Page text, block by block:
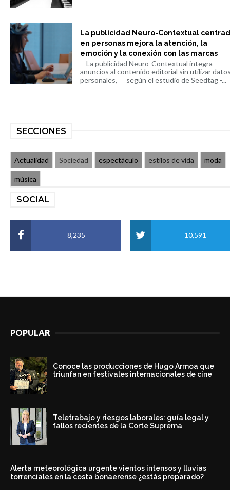
La publicidad Neuro-Contextual
en personas mejora la atención, la
emoción y la conexión con las marcas
La publicidad Neuro-Contextual integra
anuncios al contenido editorial sin utilizar
personales, según el estudio de Seedtag -...
SECCIONES
Actualidad Sociedad espectáculo estilos de vida moda
música
SOCIAL
8,235 10,591
POPULAR
Conoce las producciones de Hugo Armoa que
triunfan en festivales internacionales de cine
Teletrabajo y riesgos laborales: guía legal y
fallos recientes de la Corte Suprema
Alerta meteorológica urgente vientos intensos y lluvias
torrenciales en la costa bonaerense ¿estás preparado?